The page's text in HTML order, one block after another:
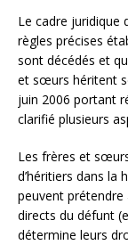
Le cadre juridique
règles précises
sont décédés et
et sœurs héritent
juin 2006 portant
clarifié plusieurs
Les frères et
d’héritiers dans la
peuvent prétendre
directs du défunt
détermine leurs